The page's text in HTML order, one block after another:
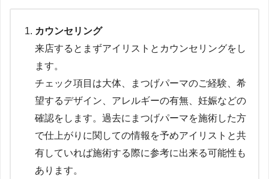
カウンセリング
来店するとまずアイリストとカウンセリングをし
ます。
チェック項目は大体、まつげパーマのご経験、希
望するデザイン、アレルギーの有無、妊娠などの
確認をします。過去にまつげパーマを施術した方
で仕上がりに関しての情報を予めアイリストと共
有していれば施術する際に参考に出来る可能性も
あります。